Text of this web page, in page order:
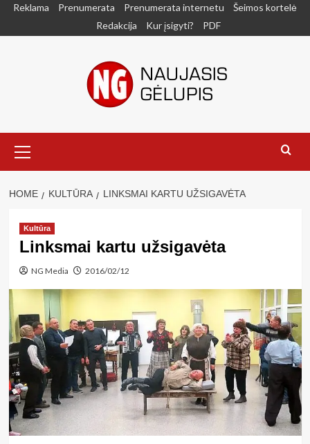
SkipReklama Prenumerata Prenumerata internetu
Šeimos kortelė
Redakcija
Kur įsigyti? PDF
Menu
HOME KULTŪRA LINKSMAI KARTU UŽSIGAVĖTA
Kultūra
Linksmai kartu užsigavėta
NG Media 2016/02/12